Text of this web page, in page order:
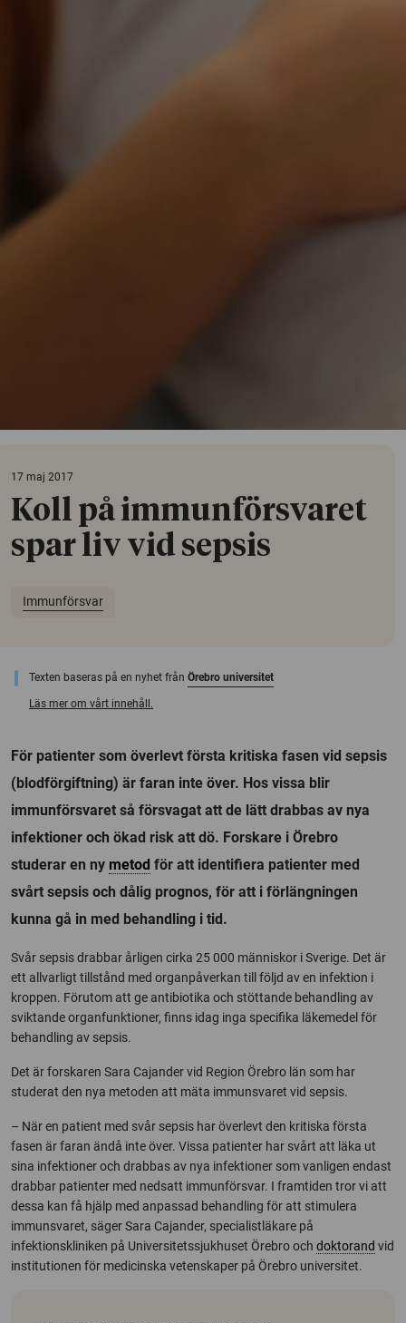
17 maj 2017
Koll på immunförsvaret
spar liv vid sepsis
Immunförsvar
Texten baseras på en nyhet från Örebro universitet
Läs mer om vårt innehåll.
För patienter som överlevt första kritiska fasen vid sepsis
(blodförgiftning) är faran inte över. Hos vissa blir
immunförsvaret så försvagat att de lätt drabbas av nya
infektioner och ökad risk att dö. Forskare i Örebro
studerar en ny metod för att identifiera patienter med
svårt sepsis och dålig prognos, för att i förlängningen
kunna gå in med behandling i tid.
Svår sepsis drabbar årligen cirka 25 000 människor i Sverige. Det är
ett allvarligt tillstånd med organpåverkan till följd av en infektion i
kroppen. Förutom att ge antibiotika och stöttande behandling av
sviktande organfunktioner, finns idag inga specifika läkemedel för
behandling av sepsis.
Det är forskaren Sara Cajander vid Region Örebro län som har
studerat den nya metoden att mäta immunsvaret vid sepsis.
– När en patient med svår sepsis har överlevt den kritiska första
fasen är faran ändå inte över. Vissa patienter har svårt att läka ut
sina infektioner och drabbas av nya infektioner som vanligen endast
drabbar patienter med nedsatt immunförsvar. I framtiden tror vi att
dessa kan få hjälp med anpassad behandling för att stimulera
immunsvaret, säger Sara Cajander, specialistläkare på
infektionskliniken på Universitetssjukhuset Örebro och doktorand vid
institutionen för medicinska vetenskaper på Örebro universitet.